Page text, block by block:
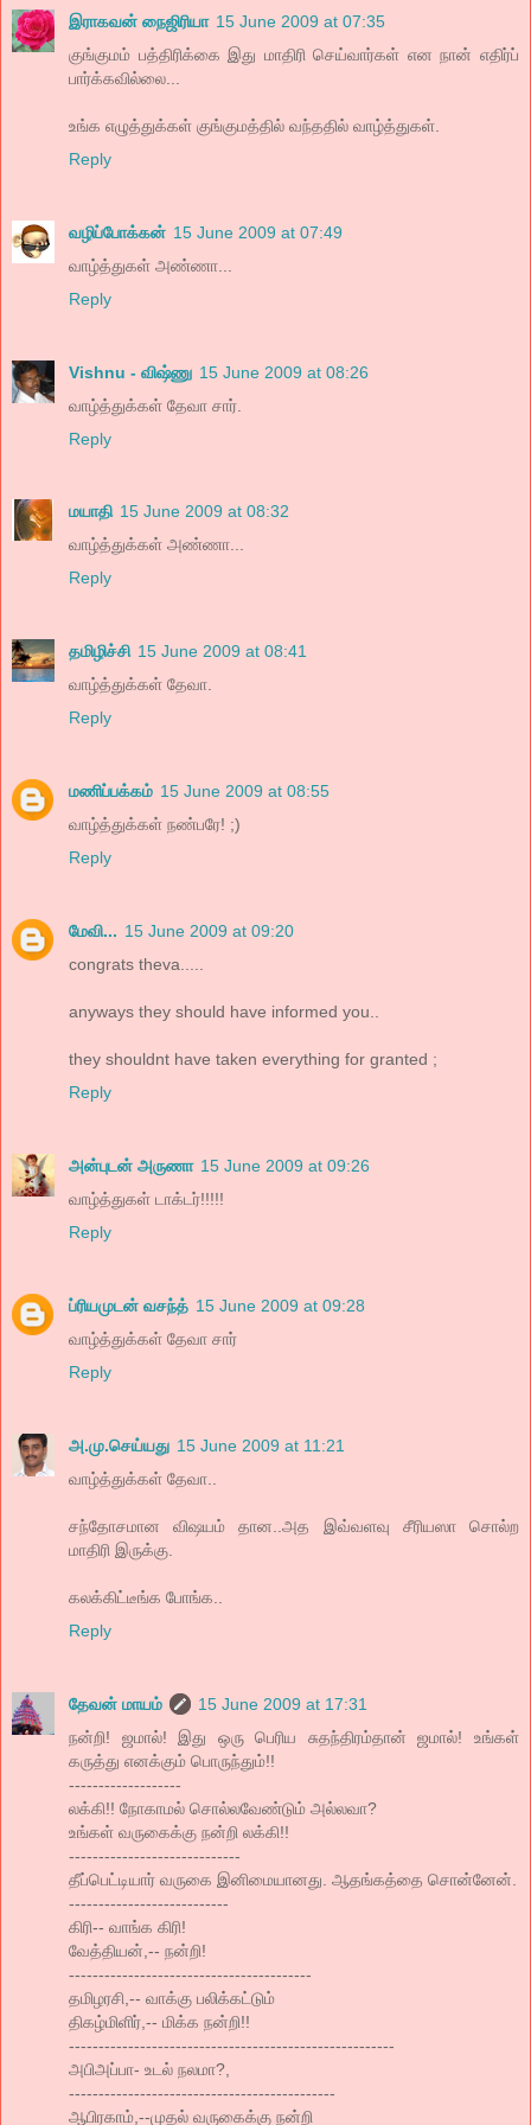
இராகவன் நைஜிரியா 15 June 2009 at 07:35
குங்குமம் பத்திரிக்கை இது மாதிரி செய்வார்கள் என நான் எதிர்ப்
பார்க்கவில்லை...
உங்க எழுத்துக்கள் குங்குமத்தில் வந்ததில் வாழ்த்துகள்.
Reply
வழிப்போக்கன் 15 June 2009 at 07:49
வாழ்த்துகள் அண்ணா...
Reply
Vishnu - விஷ்ணு 15 June 2009 at 08:26
வாழ்த்துக்கள் தேவா சார்.
Reply
மயாதி 15 June 2009 at 08:32
வாழ்த்துக்கள் அண்ணா...
Reply
தமிழிச்சி 15 June 2009 at 08:41
வாழ்த்துக்கள் தேவா.
Reply
மணிப்பக்கம் 15 June 2009 at 08:55
வாழ்த்துக்கள் நண்பரே! ;)
Reply
மேவி... 15 June 2009 at 09:20
congrats theva.....
anyways they should have informed you..
they shouldnt have taken everything for granted ;
Reply
அன்புடன் அருணா 15 June 2009 at 09:26
வாழ்த்துகள் டாக்டர்!!!!!
Reply
ப்ரியமுடன் வசந்த் 15 June 2009 at 09:28
வாழ்த்துக்கள் தேவா சார்
Reply
அ.மு.செய்யது 15 June 2009 at 11:21
வாழ்த்துக்கள் தேவா..
சந்தோசமான விஷயம் தான..அத இவ்வளவு சீரியஸா சொல்ற
மாதிரி இருக்கு.
கலக்கிட்டீங்க போங்க..
Reply
தேவன் மாயம்
15 June 2009 at 17:31
நன்றி! ஜமால்! இது ஒரு பெரிய சுதந்திரம்தான் ஜமால்! உங்கள்
கருத்து எனக்கும் பொருந்தும்!!
-------------------
லக்கி!! நோகாமல் சொல்லவேண்டும் அல்லவா?
உங்கள் வருகைக்கு நன்றி லக்கி!!
-----------------------------
தீப்பெட்டியார் வருகை இனிமையானது. ஆதங்கத்தை சொன்னேன்.
---------------------------
கிரி-- வாங்க கிரி!
வேத்தியன்,-- நன்றி!
-----------------------------------------
தமிழரசி,-- வாக்கு பலிக்கட்டும்
திகழ்மிளிர்,-- மிக்க நன்றி!!
-------------------------------------------------------
அபிஅப்பா- உடல் நலமா?,
---------------------------------------------
ஆபிரகாம்,--முதல் வருகைக்கு நன்றி